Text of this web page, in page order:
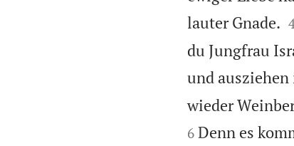
lauter Gnade.
du Jungfrau
und
wieder
6 Denn es